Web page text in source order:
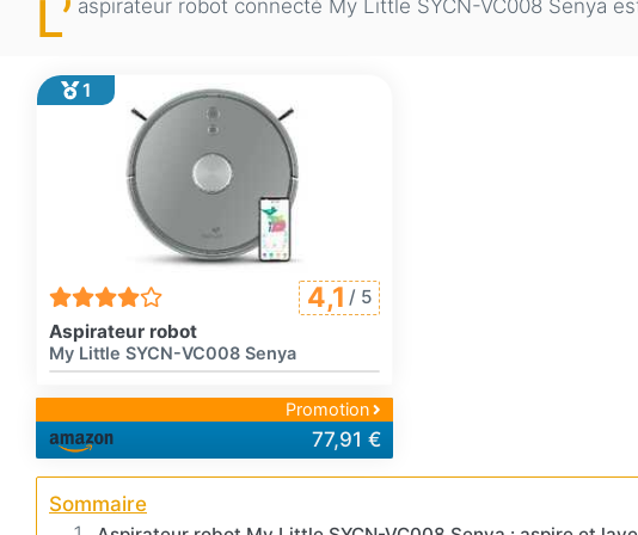
L’ aspirateur robot connecté My Little SYCN-VC008 Senya
1
4,1 / 5
Aspirateur robot
My Little SYCN-VC008 Senya
Promotion
77,91 €
Sommaire